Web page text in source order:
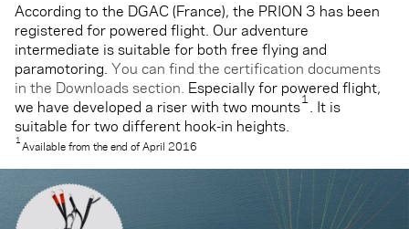
According to the DGAC (France), the PRION 3 has been
registered for powered flight. Our adventure
intermediate is suitable for both free flying and
paramotoring. You can find the certification documents
in the Downloads section. Especially for powered flight,
we have developed a riser with two mounts1 . It is
suitable for two different hook-in heights.
1Available from the end of April 2016